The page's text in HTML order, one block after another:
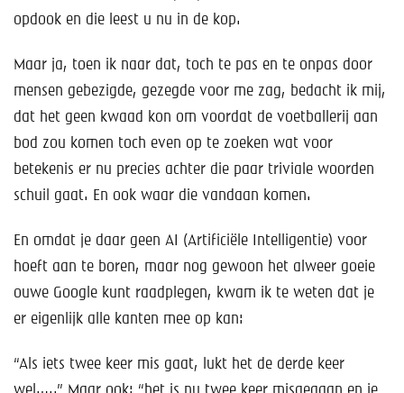
Lid worden
Contact
opdook en die leest u nu in de kop.
Maar ja, toen ik naar dat, toch te pas en te onpas door
mensen gebezigde, gezegde voor me zag, bedacht ik mij,
dat het geen kwaad kon om voordat de voetballerij aan
bod zou komen toch even op te zoeken wat voor
betekenis er nu precies achter die paar triviale woorden
schuil gaat. En ook waar die vandaan komen.
En omdat je daar geen AI (Artificiële Intelligentie) voor
hoeft aan te boren, maar nog gewoon het alweer goeie
ouwe Google kunt raadplegen, kwam ik te weten dat je
er eigenlijk alle kanten mee op kan:
“Als iets twee keer mis gaat, lukt het de derde keer